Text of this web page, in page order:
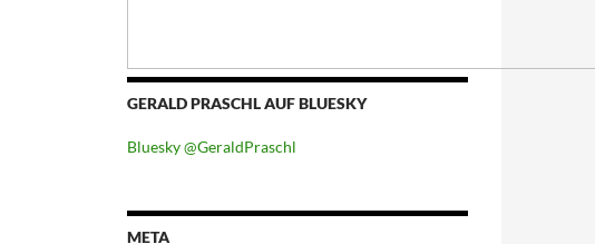
GERALD PRASCHL AUF BLUESKY
Bluesky @GeraldPraschl
META